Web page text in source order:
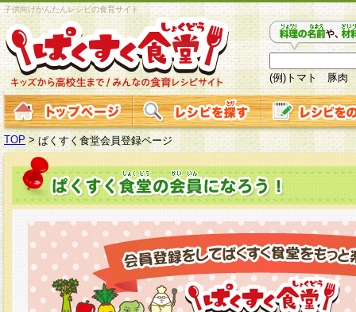
子供向けかんたんレシピの食育サイト
(例)トマト 豚肉
TOP > ぱくすく食堂会員登録ページ